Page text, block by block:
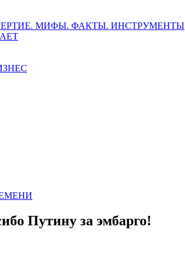
МИФЫ. ФАКТЫ. ИНСТРУМЕНТЫ
Путину за эмбарго!